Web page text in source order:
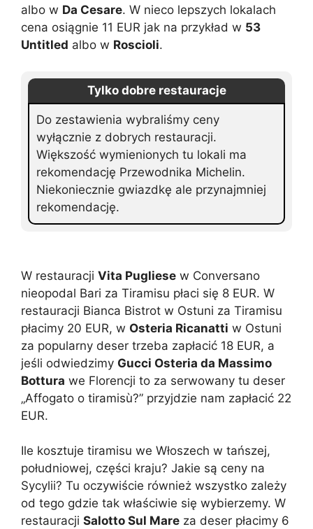
albo w Da Cesare. W nieco lepszych lokalach
cena osiągnie 11 EUR jak na przykład w 53
Untitled albo w Roscioli.
Tylko dobre restauracje
Do zestawienia wybraliśmy ceny
wyłącznie z dobrych restauracji.
Większość wymienionych tu lokali ma
rekomendację Przewodnika Michelin.
Niekoniecznie gwiazdkę ale przynajmniej
rekomendację.
W restauracji Vita Pugliese w Conversano
nieopodal Bari za Tiramisu płaci się 8 EUR. W
restauracji Bianca Bistrot w Ostuni za Tiramisu
płacimy 20 EUR, w Osteria Ricanatti w Ostuni
za popularny deser trzeba zapłacić 18 EUR, a
jeśli odwiedzimy Gucci Osteria da Massimo
Bottura we Florencji to za serwowany tu deser
„Affogato o tiramisù?” przyjdzie nam zapłacić 22
EUR.
Ile kosztuje tiramisu we Włoszech w tańszej,
południowej, części kraju? Jakie są ceny na
Sycylii? Tu oczywiście również wszystko zależy
od tego gdzie tak właściwie się wybierzemy. W
restauracji Salotto Sul Mare za deser płacimy 6